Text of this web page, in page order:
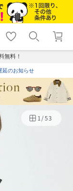
shopping_cart lock_outline
ログイン
無料！
延のお知らせ
1/53